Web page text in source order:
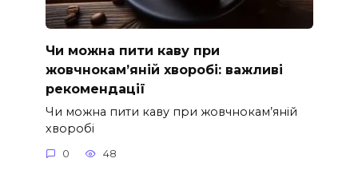
Чи можна пити каву при
жовчнокам’яній хворобі: важливі
рекомендації
Чи можна пити каву при жовчнокам’яній
хворобі
0 48